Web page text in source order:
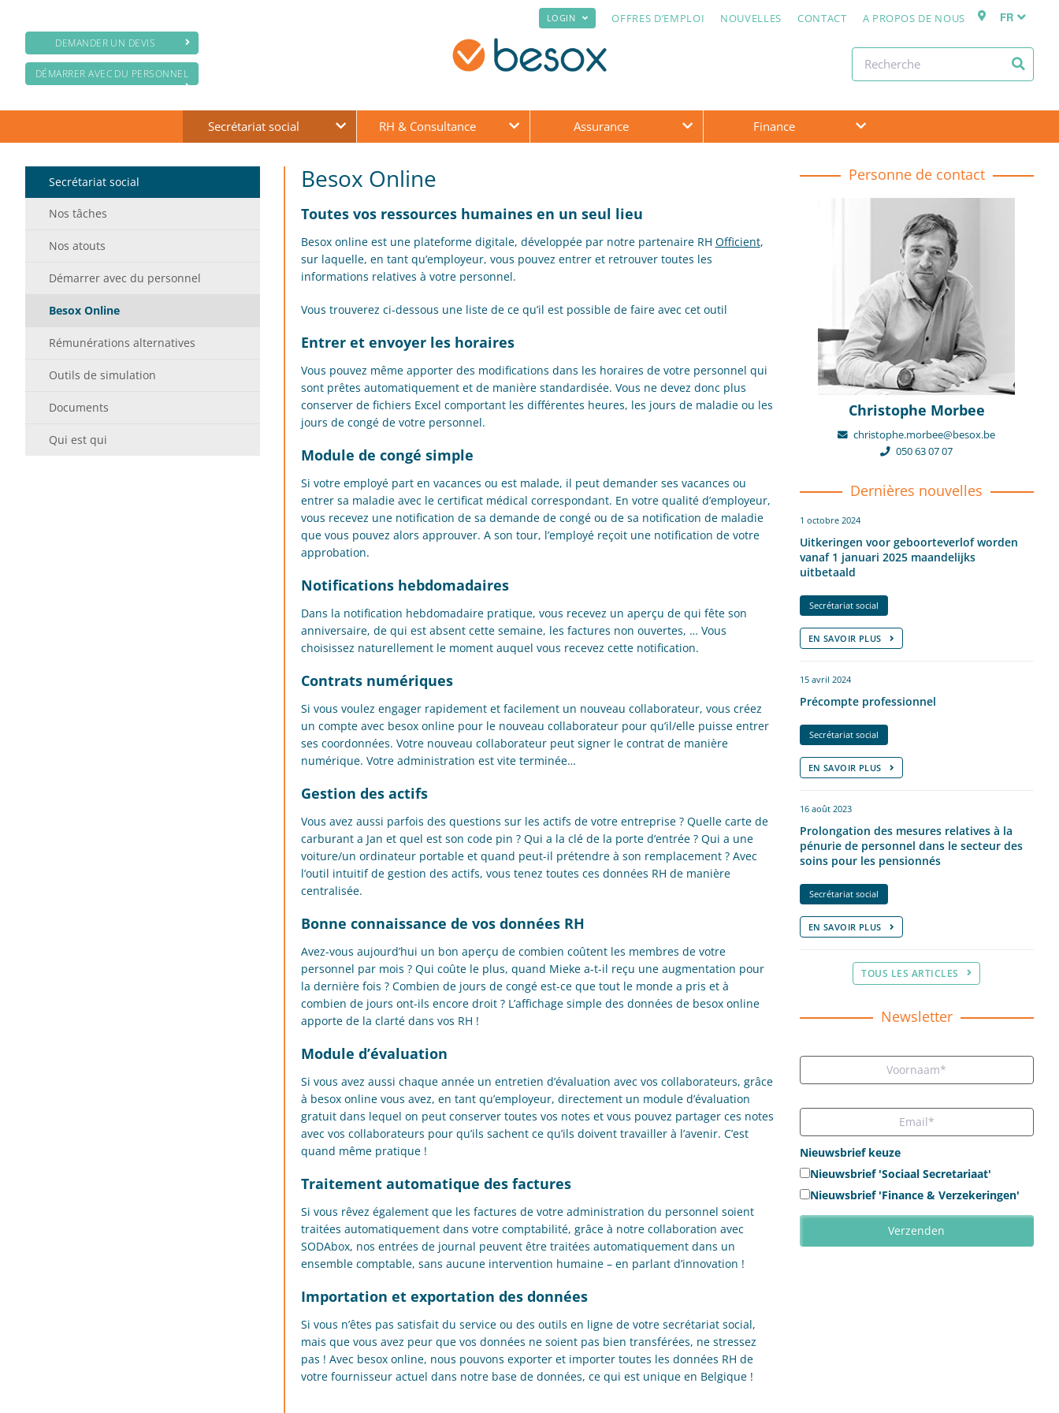
DEMANDER UN DEVIS
DÉMARRER AVEC DU PERSONNEL
FR
LOGIN OFFRES D’EMPLOI NOUVELLES CONTACT A PROPOS DE NOUS
Secrétariat social RH & Consultance Assurance Finance
Secrétariat social
Nos tâches
Nos atouts
Démarrer avec du personnel
Besox Online
Rémunérations alternatives
Outils de simulation
Documents
Qui est qui
Besox Online
Toutes vos ressources humaines en un seul lieu
Besox online est une plateforme digitale, développée par notre partenaire RH Officient,
sur laquelle, en tant qu’employeur, vous pouvez entrer et retrouver toutes les
informations relatives à votre personnel.
Vous trouverez ci-dessous une liste de ce qu’il est possible de faire avec cet outil
Entrer et envoyer les horaires
Vous pouvez même apporter des modifications dans les horaires de votre personnel qui
sont prêtes automatiquement et de manière standardisée. Vous ne devez donc plus
conserver de fichiers Excel comportant les différentes heures, les jours de maladie ou les
jours de congé de votre personnel.
Module de congé simple
Si votre employé part en vacances ou est malade, il peut demander ses vacances ou
entrer sa maladie avec le certificat médical correspondant. En votre qualité d’employeur,
vous recevez une notification de sa demande de congé ou de sa notification de maladie
que vous pouvez alors approuver. A son tour, l’employé reçoit une notification de votre
approbation.
Notifications hebdomadaires
Dans la notification hebdomadaire pratique, vous recevez un aperçu de qui fête son
anniversaire, de qui est absent cette semaine, les factures non ouvertes, … Vous
choisissez naturellement le moment auquel vous recevez cette notification.
Contrats numériques
Si vous voulez engager rapidement et facilement un nouveau collaborateur, vous créez
un compte avec besox online pour le nouveau collaborateur pour qu’il/elle puisse entrer
ses coordonnées. Votre nouveau collaborateur peut signer le contrat de manière
numérique. Votre administration est vite terminée…
Gestion des actifs
Vous avez aussi parfois des questions sur les actifs de votre entreprise ? Quelle carte de
carburant a Jan et quel est son code pin ? Qui a la clé de la porte d’entrée ? Qui a une
voiture/un ordinateur portable et quand peut-il prétendre à son remplacement ? Avec
l’outil intuitif de gestion des actifs, vous tenez toutes ces données RH de manière
centralisée.
Bonne connaissance de vos données RH
Avez-vous aujourd’hui un bon aperçu de combien coûtent les membres de votre
personnel par mois ? Qui coûte le plus, quand Mieke a-t-il reçu une augmentation pour
la dernière fois ? Combien de jours de congé est-ce que tout le monde a pris et à
combien de jours ont-ils encore droit ? L’affichage simple des données de besox online
apporte de la clarté dans vos RH !
Module d’évaluation
Si vous avez aussi chaque année un entretien d’évaluation avec vos collaborateurs, grâce
à besox online vous avez, en tant qu’employeur, directement un module d’évaluation
gratuit dans lequel on peut conserver toutes vos notes et vous pouvez partager ces notes
avec vos collaborateurs pour qu’ils sachent ce qu’ils doivent travailler à l’avenir. C’est
quand même pratique !
Traitement automatique des factures
Si vous rêvez également que les factures de votre administration du personnel soient
traitées automatiquement dans votre comptabilité, grâce à notre collaboration avec
SODAbox, nos entrées de journal peuvent être traitées automatiquement dans un
ensemble comptable, sans aucune intervention humaine – en parlant d’innovation !
Importation et exportation des données
Si vous n’êtes pas satisfait du service ou des outils en ligne de votre secrétariat social,
mais que vous avez peur que vos données ne soient pas bien transférées, ne stressez
pas ! Avec besox online, nous pouvons exporter et importer toutes les données RH de
votre fournisseur actuel dans notre base de données, ce qui est unique en Belgique !
Personne de contact
Christophe Morbee
christophe.morbee@besox.be
050 63 07 07
Dernières nouvelles
1 octobre 2024
Uitkeringen voor geboorteverlof worden
vanaf 1 januari 2025 maandelijks
uitbetaald
Secrétariat social
EN SAVOIR PLUS
15 avril 2024
Précompte professionnel
Secrétariat social
EN SAVOIR PLUS
16 août 2023
Prolongation des mesures relatives à la
pénurie de personnel dans le secteur des
soins pour les pensionnés
Secrétariat social
EN SAVOIR PLUS
TOUS LES ARTICLES
Newsletter
Nieuwsbrief keuze
Nieuwsbrief 'Sociaal Secretariaat'
Nieuwsbrief 'Finance & Verzekeringen'